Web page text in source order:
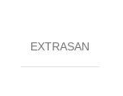
EXTRASAN